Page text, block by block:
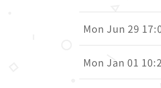
Mon Jun 29
Mon Jan 01